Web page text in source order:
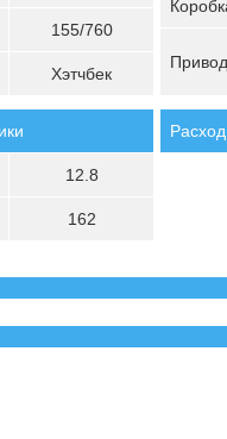
155/760
Хэтчбек
Привод
12.8
162